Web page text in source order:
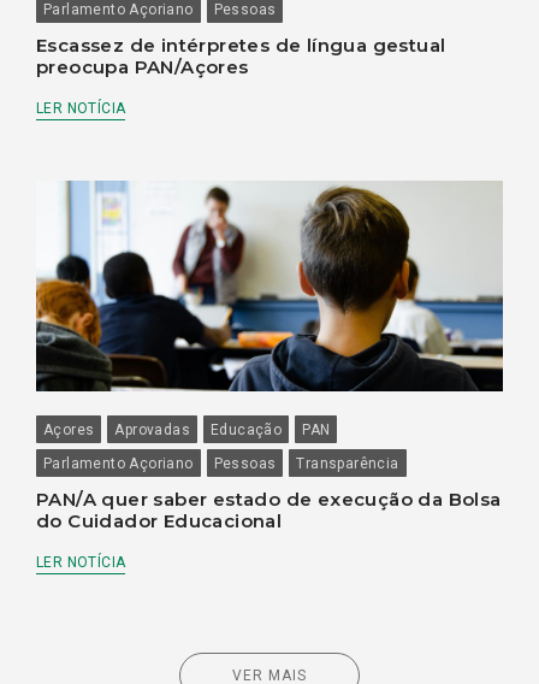
Parlamento Açoriano
Pessoas
Escassez de intérpretes de língua gestual
preocupa PAN/Açores
LER NOTÍCIA
Açores Aprovadas Educação
PAN
Parlamento Açoriano
Pessoas Transparência
PAN/A quer saber estado de execução da Bolsa
do Cuidador Educacional
LER NOTÍCIA
VER MAIS